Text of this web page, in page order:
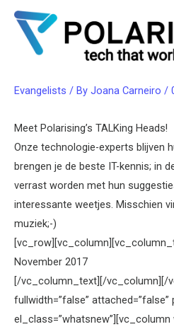
naarWAT IS ER
Evangelists / By Joana Carneiro /
Meet Polarising’s TALKing Heads!
Onze technologie-experts blijven
brengen je de beste IT-kennis; in
verrast worden met hun
interessante weetjes. Misschien
muziek;-)
November 2017
[/vc_column_text][/vc_column][/
fullwidth=”false” attached=”false”
el_class=”whatsnew”][vc_column